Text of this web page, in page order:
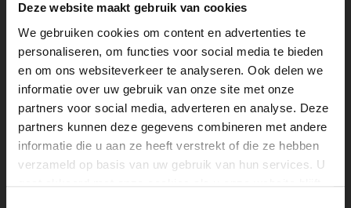
Deze website maakt gebruik van cookies
We gebruiken cookies om content en advertenties te
personaliseren, om functies voor social media te bieden
en om ons websiteverkeer te analyseren. Ook delen we
informatie over uw gebruik van onze site met onze
partners voor social media, adverteren en analyse. Deze
partners kunnen deze gegevens combineren met andere
informatie die u aan ze heeft verstrekt of die ze hebben
verzameld op basis van uw gebruik van hun services. U
MARKETING STAGIAIR BIJ IMMERSIVE
EXPERIENCE